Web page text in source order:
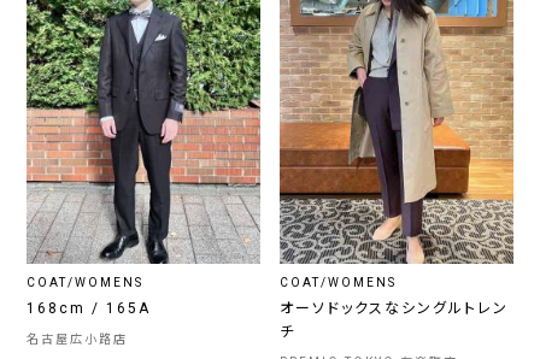
COAT/WOMENS
168cm / 165A
名古屋広小路店
COAT/WOMENS
オーソドックスなシングルトレン
チ